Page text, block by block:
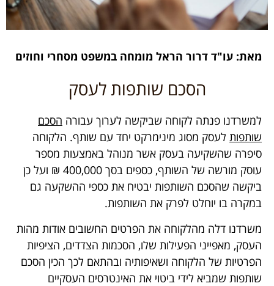
מאת: עו"ד דרור הראל מומחה במשפט מסחרי וחוזים
הסכם שותפות לעסק
למשרדנו פנתה לקוחה שביקשה לערוך עבורה הסכם
שותפות לעסק מסוג מינימרקט יחד עם שותף. הלקוחה
סיפרה שהשקיעה בעסק אשר מנוהל באמצעות מספר
עוסק מורשה של השותף, כספים בסך 400,000 ₪ ועל כן
ביקשה שהסכם השותפות יבטיח את כספי ההשקעה גם
במקרה בו יוחלט לפרק את השותפות.
משרדנו דלה מהלקוחה את הפרטים החשובים אודות מהות
העסק, מאפייני הפעילות שלו, הסכמות הצדדים, הציפיות
הפרטיות של הלקוחה ושאיפותיה ובהתאם לכך הכין הסכם
שותפות שמביא לידי ביטוי את האינטרסים העסקיים